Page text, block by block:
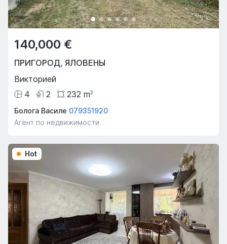
140,000 €
ПРИГОРОД, ЯЛОВЕНЫ
Викторией
4
2 232 m2
Болога Василе 079351920
Агент по недвижимости
Hot